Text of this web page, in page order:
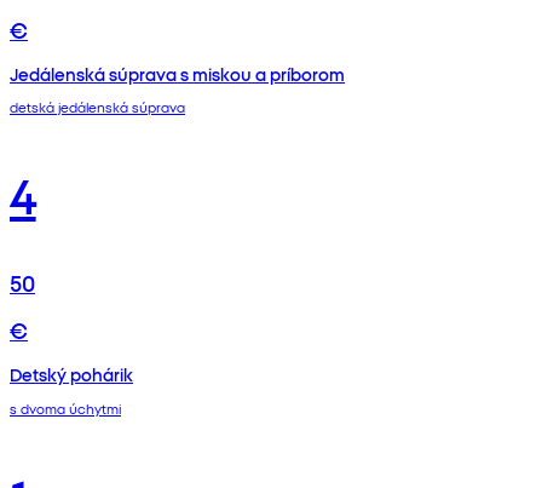
€
Jedálenská súprava s miskou a príborom
detská jedálenská súprava
4
50
€
Detský pohárik
s dvoma úchytmi